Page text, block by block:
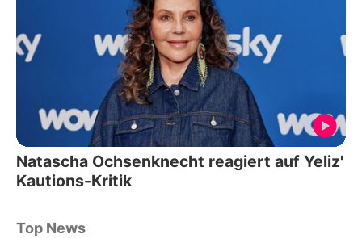
Natascha Ochsenknecht reagiert auf Yeliz'
Kautions-Kritik
Top News